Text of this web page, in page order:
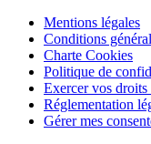
Mentions légales
Conditions
Charte Cookies
Politique de
Exercer vos
Réglementation
Gérer mes